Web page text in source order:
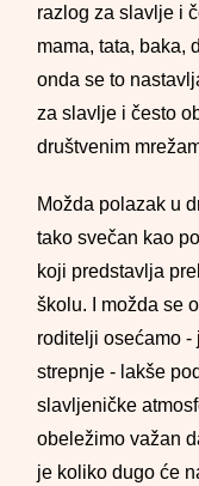
razlog za slavlje i
mama, tata, baka,
onda se to
za slavlje i često
društvenim
Možda polazak u
tako svečan kao
koji predstavlja
školu. I možda se
roditelji osećamo -
strepnje - lakše
slavljeničke
obeležimo važan
je koliko dugo će